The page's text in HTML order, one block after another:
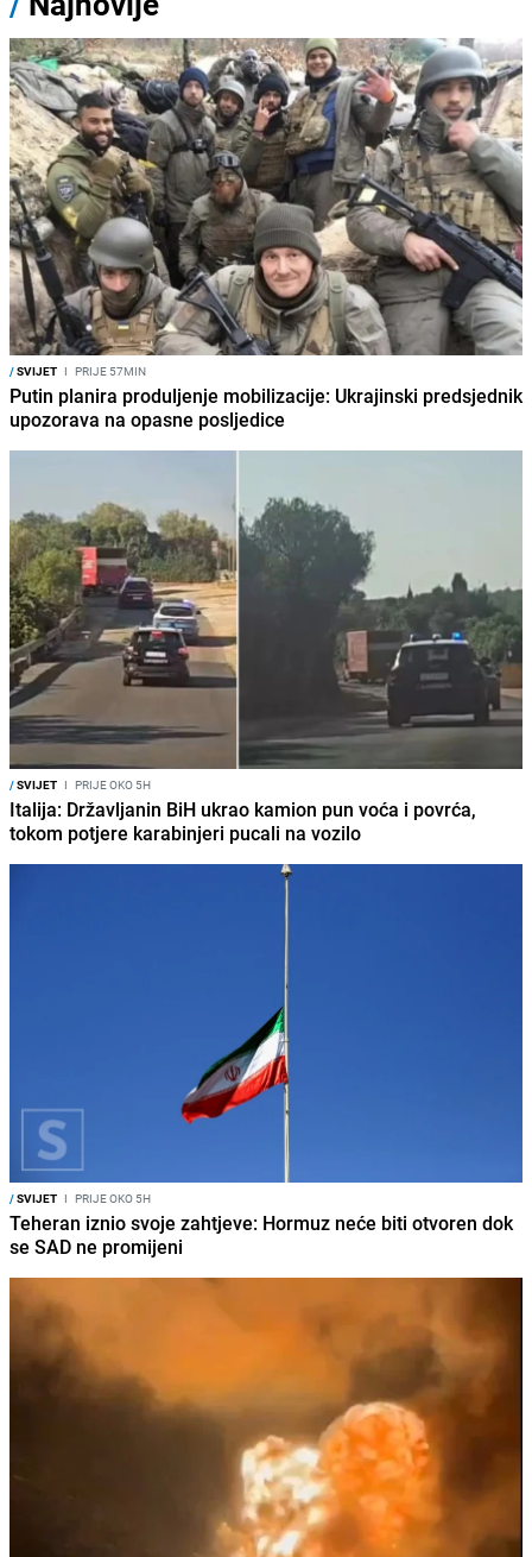
/SVIJET I PRIJE 57MIN
Putin planira produljenje mobilizacije: Ukrajinski predsjednik
upozorava na opasne posljedice
/SVIJET I PRIJE OKO 5H
Italija: Državljanin BiH ukrao kamion pun voća i povrća,
tokom potjere karabinjeri pucali na vozilo
/SVIJET I PRIJE OKO 5H
Teheran iznio svoje zahtjeve: Hormuz neće biti otvoren dok
se SAD ne promijeni